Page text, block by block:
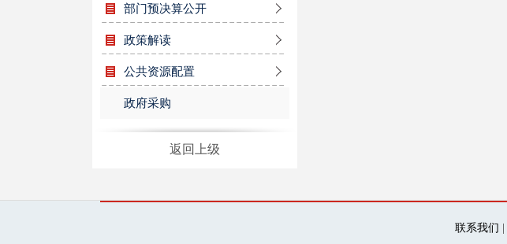
部门预决算公开
政策解读
公共资源配置
政府采购
返回上级
联系我们